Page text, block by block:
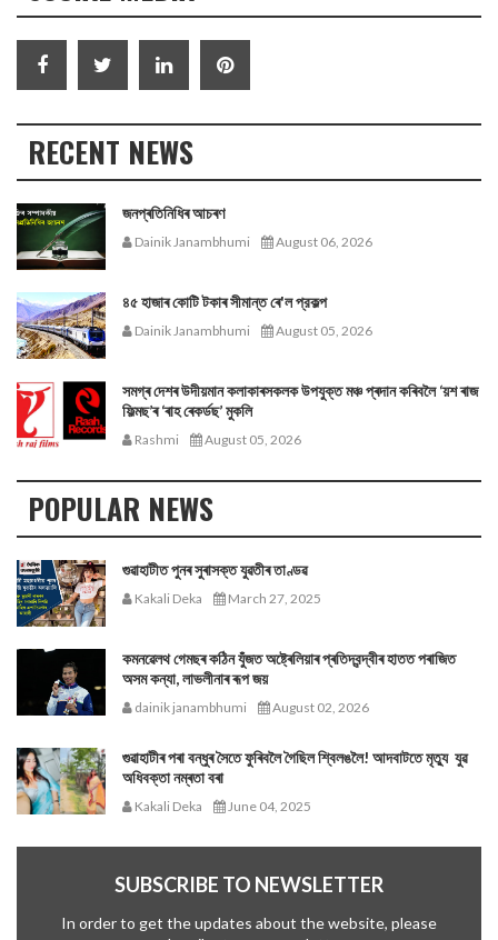
RECENT NEWS
জনপ্ৰতিনিধিৰ আচৰণ
Dainik Janambhumi August 06, 2026
৪৫ হাজাৰ কোটি টকাৰ সীমান্ত ৰে'ল প্রকল্প
Dainik Janambhumi August 05, 2026
সমগ্ৰ দেশৰ উদীয়মান কলাকাৰসকলক উপযুক্ত মঞ্চ প্ৰদান কৰিবলৈ ‘য়শ ৰাজ
ফিল্মছ’ৰ ‘ৰাহ ৰেকৰ্ডছ’ মুকলি
Rashmi August 05, 2026
POPULAR NEWS
গুৱাহাটীত পুনৰ সুৰাসক্ত যুৱতীৰ তাণ্ডৱ
Kakali Deka March 27, 2025
কমনৱেলথ গেমছৰ কঠিন যুঁজত অষ্ট্ৰেলিয়াৰ প্ৰতিদ্বন্দ্বীৰ হাতত পৰাজিত
অসম কন্যা, লাভলীনাৰ ৰূপ জয়
dainik janambhumi August 02, 2026
গুৱাহাটীৰ পৰা বন্ধুৰ সৈতে ফুৰিবলৈ গৈছিল শ্বিলঙলৈ! আদবাটতে মৃত্যু যুৱ
অধিবক্তা নম্ৰতা বৰা
Kakali Deka June 04, 2025
SUBSCRIBE TO NEWSLETTER
In order to get the updates about the website, please